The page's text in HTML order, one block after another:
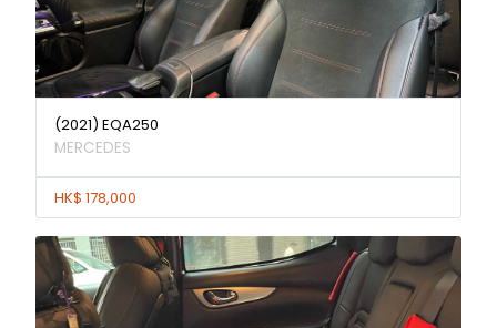
(2021) EQA250
MERCEDES
HK$ 178,000